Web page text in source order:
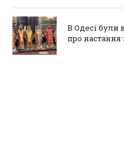
В Одесі були
про настання